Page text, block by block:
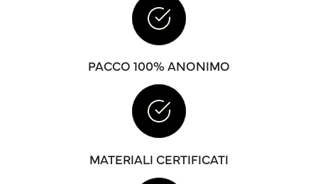
PACCO 100% ANONIMO
MATERIALI CERTIFICATI